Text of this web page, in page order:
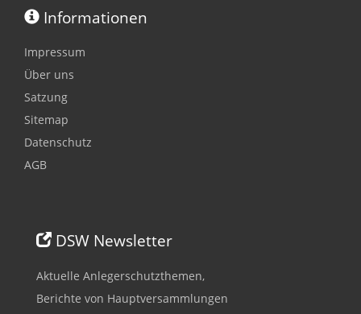
Informationen
Impressum
Über uns
Satzung
Sitemap
Datenschutz
AGB
DSW Newsletter
Aktuelle Anlegerschutzthemen,
Berichte von Hauptversammlungen